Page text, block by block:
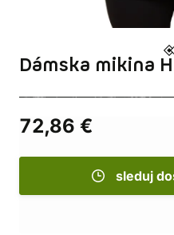
Dámska mikina
72,86 €
sleduj